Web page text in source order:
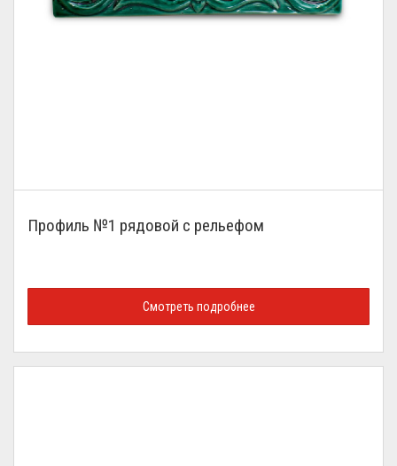
Профиль №1 рядовой с рельефом
Смотреть подробнее